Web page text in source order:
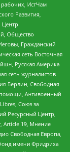
ИстЧам
Развития,
Центр
Общество
Гражданский
сеть Восточная
Русская Америка
сеть журналистов-
Берлин, Свободная
Антивоенный
Союз за
Ресурсный Центр,
Article 19, Мнение
Свободная Европа,
имени Фридриха